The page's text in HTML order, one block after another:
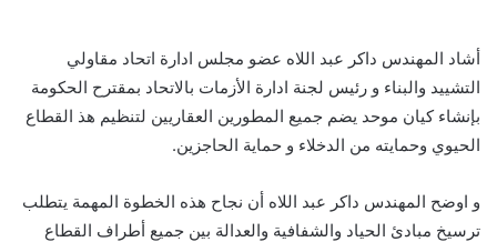
أشاد المهندس داكر عبد اللاه عضو مجلس ادارة اتحاد مقاولي
التشييد والبناء و رئيس لجنة ادارة الأزمات بالاتحاد بمقترح الحكومة
بإنشاء كيان موحد يضم جميع المطورين العقاريين لتنظيم هذ القطاع
الحيوي وحمايته من الدخلاء و حماية الحاجزين.
و اوضح المهندس داكر عبد اللاه أن نجاح هذه الخطوة المهمة يتطلب
ترسيخ مبادئ الحياد والشفافية والعدالة بين جميع أطراف القطاع